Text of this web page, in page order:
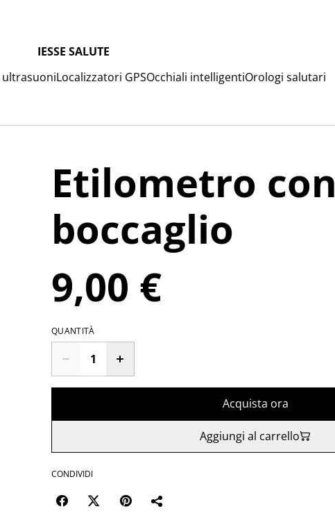
IESSE SALUTE
ultrasuoniLocalizzatori GPSOcchiali intelligentiOrologi salutari
Etilometro con
boccaglio
9,00 €
QUANTITÀ
Acquista ora
Aggiungi al carrello
CONDIVIDI